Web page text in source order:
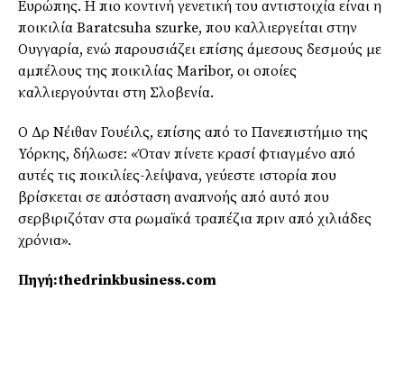
Ευρώπης. Η πιο κοντινή γενετική του αντιστοιχία είναι η
ποικιλία Baratcsuha szurke, που καλλιεργείται στην
Ουγγαρία, ενώ παρουσιάζει επίσης άμεσους δεσμούς με
αμπέλους της ποικιλίας Maribor, οι οποίες
καλλιεργούνται στη Σλοβενία.
Ο Δρ Νέιθαν Γουέιλς, επίσης από το Πανεπιστήμιο της
Υόρκης, δήλωσε: «Όταν πίνετε κρασί φτιαγμένο από
αυτές τις ποικιλίες-λείψανα, γεύεστε ιστορία που
βρίσκεται σε απόσταση αναπνοής από αυτό που
σερβιριζόταν στα ρωμαϊκά τραπέζια πριν από χιλιάδες
χρόνια».
Πηγή:thedrinkbusiness.com